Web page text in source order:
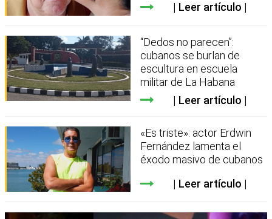
Leer artículo
“Dedos no parecen”:
cubanos se burlan de
escultura en escuela
militar de La Habana
Leer artículo
«Es triste»: actor Erdwin
Fernández lamenta el
éxodo masivo de cubanos
Leer artículo